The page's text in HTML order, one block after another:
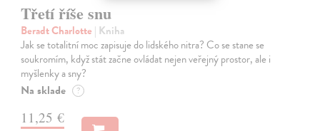
Třetí říše snu
Beradt Charlotte | Kniha
Jak se totalitní moc zapisuje do lidského nitra? Co se stane se
soukromím, když stát začne ovládat nejen veřejný prostor, ale i
myšlenky a sny?
Na sklade ?
11,25 €